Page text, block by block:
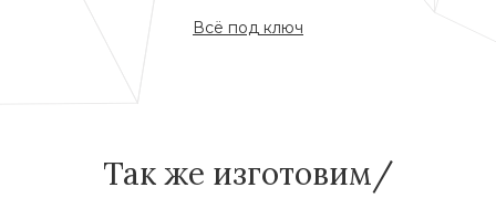
Всё под ключ
Так же изготовим/